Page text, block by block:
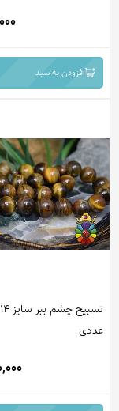
650,000
افزودن به سبد
1,500,000